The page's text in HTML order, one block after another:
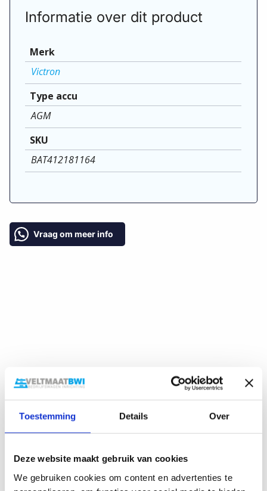
Toestemming Details Over
Deze website maakt gebruik van cookies
We gebruiken cookies om content en advertenties te
Informatie over dit product
Merk
Victron
Type accu
AGM
SKU
BAT412181164
Vraag om meer info
Gerelateerde producten